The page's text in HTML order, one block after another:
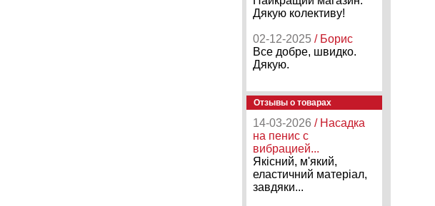
Дякую колективу!
02-12-2025 / Борис
Все добре, швидко.
Дякую.
Отзывы о товарах
14-03-2026 / Насадка
на пенис с
вибрацией...
Якісний, м'який,
еластичний матеріал,
завдяки...